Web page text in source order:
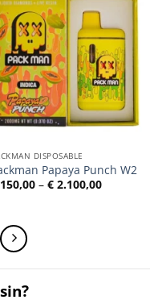
DISPOSABLE
Papaya Punch W2
– €2.100,00